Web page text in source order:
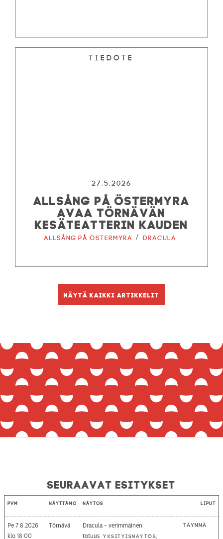
Tiedote
27.5.2026
ALLSÅNG PÅ ÖSTERMYRA
AVAA TÖRNÄVÄN
KESÄTEATTERIN KAUDEN
Allsång på Östermyra / Dracula
Näytä kaikki artikkelit
Seuraavat esitykset
Pvm Näyttämö Näytös Liput
Pe 7.8.2026
18:00
Törnävä
Dracula - verimmäinen
totuus Yksityisnäytös,
Täynnä